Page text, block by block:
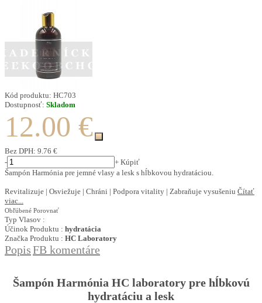
Kód produktu: HC703
Dostupnosť: Skladom
12.00 €
Bez DPH: 9.76 €
-
+ Kúpiť
Šampón Harmónia pre jemné vlasy a lesk s hĺbkovou hydratáciou.
Revitalizuje | Osviežuje | Chráni | Podpora vitality | Zabraňuje vysušeniu Čítať
viac...
Obľúbené Porovnať
Typ Vlasov :
Účinok Produktu : hydratácia
Značka Produktu : HC Laboratory
PopisFB komentáre
Šampón Harmónia HC laboratory pre hĺbkovú
hydratáciu a lesk